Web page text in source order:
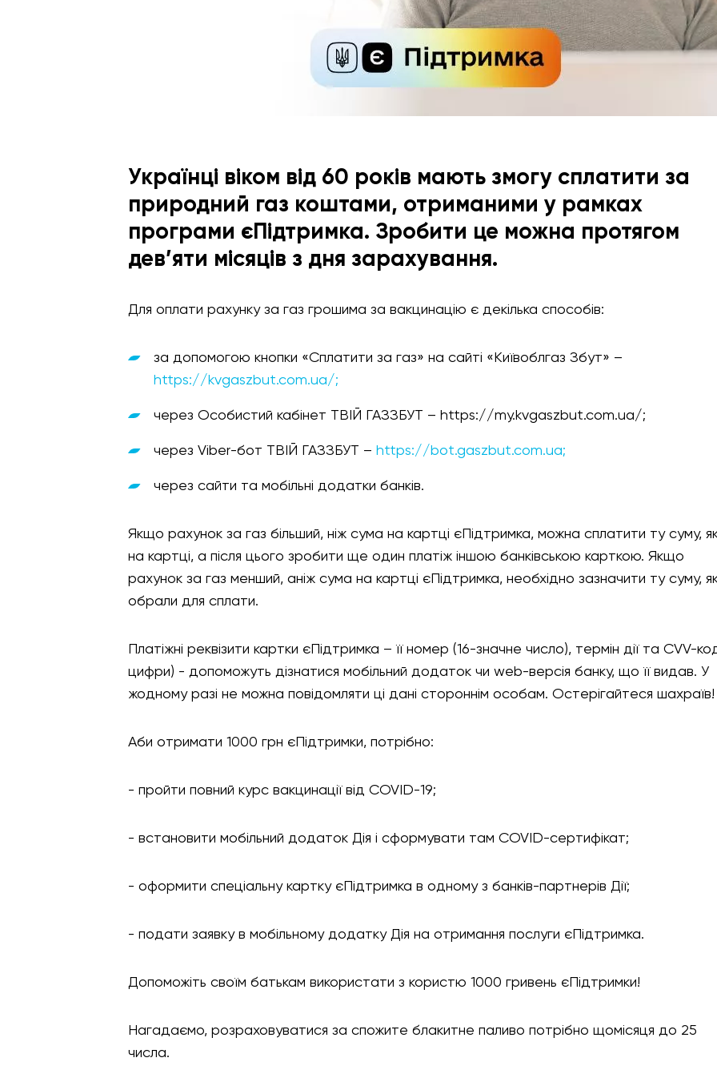
Українці віком від 60 років мають змогу сплатити за
природний газ коштами, отриманими у рамках
програми єПідтримка. Зробити це можна протягом
дев’яти місяців з дня зарахування.
Для оплати рахунку за газ грошима за вакцинацію є декілька способів:
за допомогою кнопки «Сплатити за газ» на сайті «Київоблгаз Збут» –
https://kvgaszbut.com.ua/;
через Особистий кабінет ТВІЙ ГАЗЗБУТ ­– https://my.kvgaszbut.com.ua/;
через Viber-бот ТВІЙ ГАЗЗБУТ – https://bot.gaszbut.com.ua;
через сайти та мобільні додатки банків.
Якщо рахунок за газ більший, ніж сума на картці єПідтримка, можна сплатити ту суму,
на картці, а після цього зробити ще один платіж іншою банківською карткою. Якщо
рахунок за газ менший, аніж сума на картці єПідтримка, необхідно зазначити ту суму,
обрали для сплати.
Платіжні реквізити картки єПідтримка – її номер (16-значне число), термін дії та CVV-
цифри) - допоможуть дізнатися мобільний додаток чи web-версія банку, що її видав. У
жодному разі не можна повідомляти ці дані стороннім особам. Остерігайтеся шахраїв!
Аби отримати 1000 грн єПідтримки, потрібно:
- пройти повний курс вакцинації від COVID-19;
- встановити мобільний додаток Дія і сформувати там COVID-сертифікат;
- оформити спеціальну картку єПідтримка в одному з банків-партнерів Дії;
- подати заявку в мобільному додатку Дія на отримання послуги єПідтримка.
Допоможіть своїм батькам використати з користю 1000 гривень єПідтримки!
Нагадаємо, розраховуватися за спожите блакитне паливо потрібно щомісяця до 25
числа.